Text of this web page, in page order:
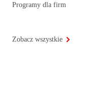
Programy dla firm
Zobacz wszystkie